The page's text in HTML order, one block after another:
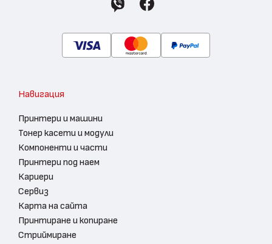
Навигация
Принтери и машини
Тонер касети и модули
Компоненти и части
Принтери под наем
Кариери
Сервиз
Карта на сайта
Принтиране и копиране
Стриймиране